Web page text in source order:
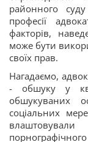
районного
професії
факторів,
може бути
своїх прав.
Нагадаємо,
- обшуку у
обшукуваних
соціальних